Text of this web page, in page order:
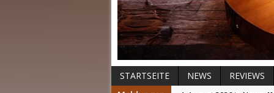
STARTSEITE NEWS REVIEWS